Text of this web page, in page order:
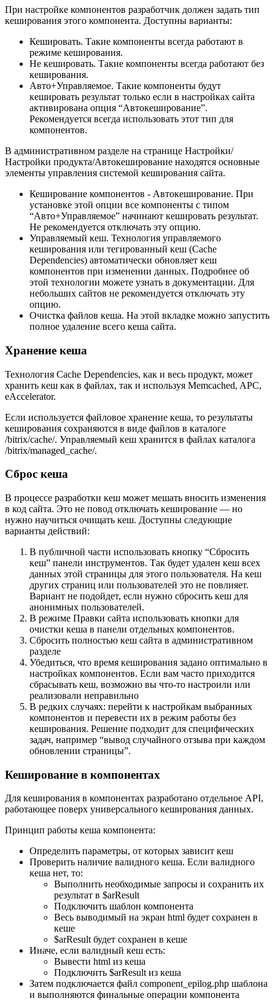
При настройке компонентов разработчик должен задать тип
кеширования этого компонента. Доступны варианты:
Кешировать. Такие компоненты всегда работают в
режиме кеширования.
Не кешировать. Такие компоненты всегда работают без
кеширования.
Авто+Управляемое. Такие компоненты будут
кешировать результат только если в настройках сайта
активирована опция “Автокеширование”.
Рекомендуется всегда использовать этот тип для
компонентов.
В административном разделе на странице Настройки/
Настройки продукта/Автокеширование находятся основные
элементы управления системой кеширования сайта.
Кеширование компонентов - Автокеширование. При
установке этой опции все компоненты с типом
“Авто+Управляемое” начинают кешировать результат.
Не рекомендуется отключать эту опцию.
Управляемый кеш. Технология управляемого
кеширования или тегированный кеш (Сache
Dependencies) автоматически обновляет кеш
компонентов при изменении данных. Подробнее об
этой технологии можете узнать в документации. Для
небольших сайтов не рекомендуется отключать эту
опцию.
Очистка файлов кеша. На этой вкладке можно запустить
полное удаление всего кеша сайта.
Хранение кеша
Технология Сache Dependencies, как и весь продукт, может
хранить кеш как в файлах, так и используя Memcached, APC,
eAccelerator.
Если используется файловое хранение кеша, то результаты
кеширования сохраняются в виде файлов в каталоге
/bitrix/cache/. Управляемый кеш хранится в файлах каталога
/bitrix/managed_cache/.
Сброс кеша
В процессе разработки кеш может мешать вносить изменения
в код сайта. Это не повод отключать кеширование — но
нужно научиться очищать кеш. Доступны следующие
варианты действий:
В публичной части использовать кнопку “Сбросить
кеш” панели инструментов. Так будет удален кеш всех
данных этой страницы для этого пользователя. На кеш
других страниц или пользователей это не повлияет.
Вариант не подойдет, если нужно сбросить кеш для
анонимных пользователей.
В режиме Правки сайта использовать кнопки для
очистки кеша в панели отдельных компонентов.
Сбросить полностью кеш сайта в административном
разделе
Убедиться, что время кеширования задано оптимально в
настройках компонентов. Если вам часто приходится
сбрасывать кеш, возможно вы что-то настроили или
реализовали неправильно
В редких случаях: перейти к настройкам выбранных
компонентов и перевести их в режим работы без
кеширования. Решение подходит для специфических
задач, например “вывод случайного отзыва при каждом
обновлении страницы”.
Кеширование в компонентах
Для кеширования в компонентах разработано отдельное API,
работающее поверх универсального кеширования данных.
Принцип работы кеша компонента:
Определить параметры, от которых зависит кеш
Проверить наличие валидного кеша. Если валидного
кеша нет, то:
Выполнить необходимые запросы и сохранить их
результат в $arResult
Подключить шаблон компонента
Весь выводимый на экран html будет сохранен в
кеше
$arResult будет сохранен в кеше
Иначе, если валидный кеш есть:
Вывести html из кеша
Подключить $arResult из кеша
Затем подключается файл component_epilog.php шаблона
и выполняются финальные операции компонента